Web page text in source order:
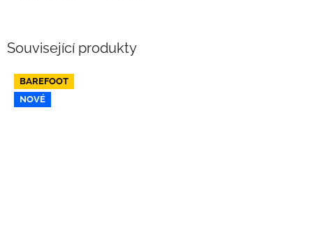
Související produkty
BAREFOOT
NOVÉ